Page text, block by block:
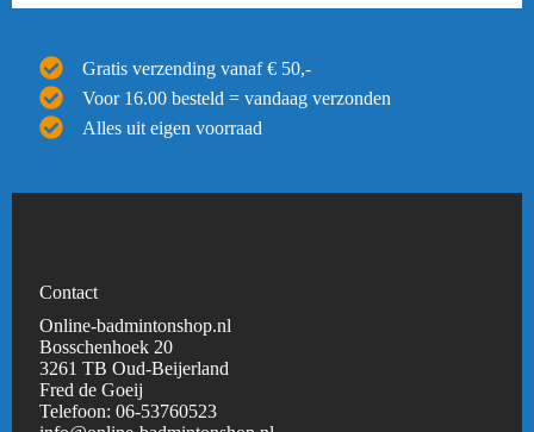
Gratis verzending vanaf € 50,-
Voor 16.00 besteld = vandaag verzonden
Alles uit eigen voorraad
Contact
Online-badmintonshop.nl
Bosschenhoek 20
3261 TB Oud-Beijerland
Fred de Goeij
Telefoon:06-53760523